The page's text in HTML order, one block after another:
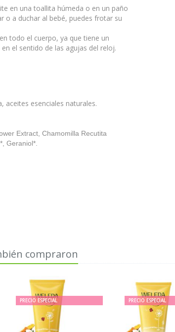
en una toallita húmeda o en un paño
o a duchar al bebé, puedes frotar su
todo el cuerpo, ya que tiene un
el sentido de las agujas del reloj.
aceites esenciales naturales.
Extract, Chamomilla Recutita
Geraniol*.
compraron
PRECIO ESPECIAL PRECIO ESPECIAL